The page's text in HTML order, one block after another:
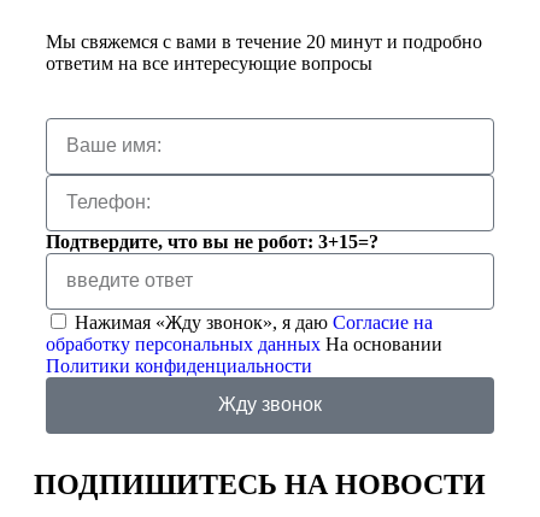
Мы свяжемся с вами в течение 20 минут и подробно
ответим на все интересующие вопросы
Подтвердите, что вы не робот: 3+15=?
Нажимая «Жду звонок», я даю Согласие на
обработку персональных данных На основании
Политики конфиденциальности
Жду звонок
ПОДПИШИТЕСЬ НА НОВОСТИ